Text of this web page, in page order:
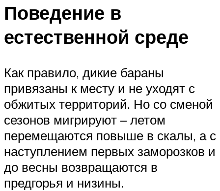
Поведение в
естественной среде
Как правило, дикие бараны
привязаны к месту и не уходят с
обжитых территорий. Но со сменой
сезонов мигрируют – летом
перемещаются повыше в скалы, а с
наступлением первых заморозков и
до весны возвращаются в
предгорья и низины.